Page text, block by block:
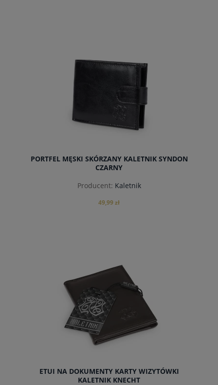
PORTFEL MĘSKI SKÓRZANY KALETNIK SYNDON
CZARNY
Producent: Kaletnik
49,99 zł
ETUI NA DOKUMENTY KARTY WIZYTÓWKI
KALETNIK KNECHT